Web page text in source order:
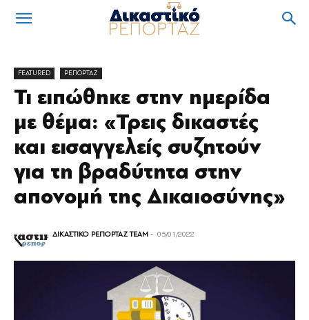
FEATURED ΡΕΠΟΡΤΑΖ
Τι ειπώθηκε στην ημερίδα
με θέμα: «Τρεις δικαστές
και εισαγγελείς συζητούν
για τη βραδύτητα στην
απονομή της Δικαιοσύνης»
ΔΙΚΑΣΤΙΚΟ ΡΕΠΟΡΤΑΖ TEAM - 05/01/2022